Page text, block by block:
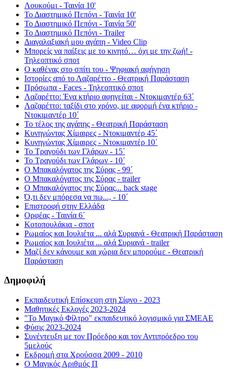
Λουκούμι - Ταινία 10'
Το Διαστημικό Πεπόνι - Ταινία 10'
Το Διαστημικό Πεπόνι - Ταινία 50'
Το Διαστημικό Πεπόνι - Trailer
Διαγαλαξιακή μου αγάπη - Video Clip
Μπορείς να παίξεις με το κινητό… όχι με την ζωή! -
Τηλεοπτικό σποτ
Ο καθένας στο σπίτι του - Ψηφιακή αφήγηση
Ιστορίες από το Λαζαρέττο - Θεατρική Παράσταση
Πρόσωπα - Faces - Τηλεοπτικό σποτ
Λαζαρέττο: Ένα κτήριο αφηγείται - Ντοκιμαντέρ 63΄
Λαζαρέττο: ταξίδι στο χρόνο, με αφορμή ένα κτήριο -
Ντοκιμαντέρ 10΄
Το τέλος της αγάπης - Θεατρική Παράσταση
Κυνηγώντας Χίμαιρες - Ντοκιμαντέρ 45΄
Κυνηγώντας Χίμαιρες - Ντοκιμαντέρ 10΄
Το Τραγούδι των Γλάρων - 15΄
Το Τραγούδι των Γλάρων - 10΄
Ο Μπακαλόγατος της Σύρας - 99΄
Ο Μπακαλόγατος της Σύρας - trailer
Ο Μπακαλόγατος της Σύρας... back stage
Ό,τι δεν μπόρεσα να πω..., - 10΄
Επιστροφή στην Ελλάδα
Ορφέας - Ταινία 6΄
Κοτοπουλάκια - σποτ
Ρωμαίος και Ιουλιέτα ... αλά Συριανά - Θεατρική Παράσταση
Ρωμαίος και Ιουλιέτα ... αλά Συριανά - trailer
Μαζί δεν κάνουμε και χώρια δεν μπορούμε - Θεατρική
Παράσταση
Δημοφιλή
Εκπαιδευτική Επίσκεψη στη Σίφνο - 2023
Μαθητικές Εκλογές 2023-2024
"Το Μαγικό Φίλτρο" εκπαιδευτικό λογισμικό για ΣΜΕΑΕ
Φύσις 2023-2024
Συνέντευξη με τον Πρόεδρο και τον Αντιπρόεδρο του
5μελούς
Εκδρομή στα Χρούσσα 2009 - 2010
Ο Μαγικός Αριθμός Π